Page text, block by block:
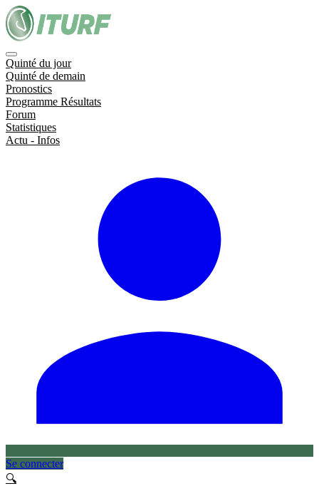
Quinté du jour
Quinté de demain
Pronostics
Programme Résultats
Forum
Statistiques
Actu - Infos
Se connecter
🔍